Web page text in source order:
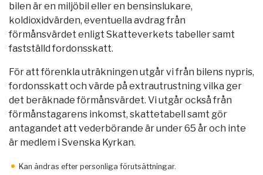
bilen är en miljöbil eller en bensinslukare,
koldioxidvärden, eventuella avdrag från
förmånsvärdet enligt Skatteverkets tabeller samt
fastställd fordonsskatt.
För att förenkla uträkningen utgår vi från bilens nypris,
fordonsskatt och värde på extrautrustning vilka ger
det beräknade förmånsvärdet. Vi utgår också från
förmånstagarens inkomst, skattetabell samt gör
antagandet att vederbörande är under 65 år och inte
är medlem i Svenska Kyrkan.
Kan ändras efter personliga förutsättningar.